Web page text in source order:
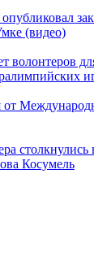
(видео)
волонтеров
от
столкнулись
Косумель